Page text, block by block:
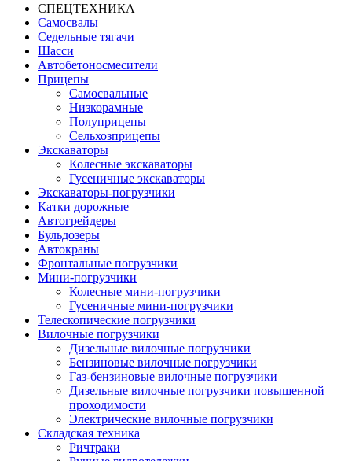
СПЕЦТЕХНИКА
Самосвалы
Седельные тягачи
Шасси
Автобетоно­смесители
Прицепы
Самосвальные
Низкорамные
Полуприцепы
Сельхозприцепы
Экскаваторы
Колесные экскаваторы
Гусеничные экскаваторы
Экскаваторы-погрузчики
Катки дорожные
Автогрейдеры
Бульдозеры
Автокраны
Фронтальные погрузчики
Мини-погрузчики
Колесные мини-погрузчики
Гусеничные мини-погрузчики
Телескопические погрузчики
Вилочные погрузчики
Дизельные вилочные погрузчики
Бензиновые вилочные погрузчики
Газ-бензиновые вилочные погрузчики
Дизельные вилочные погрузчики повышенной
проходимости
Электрические вилочные погрузчики
Складская техника
Ричтраки